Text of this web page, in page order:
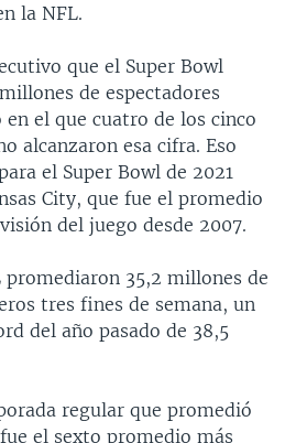
la NFL.
que el Super Bowl
de espectadores
el que cuatro de los cinco
alcanzaron esa cifra. Eso
el Super Bowl de 2021
City, que fue el promedio
del juego desde 2007.
35,2 millones de
tres fines de semana, un
del año pasado de 38,5
regular que promedió
el sexto promedio más